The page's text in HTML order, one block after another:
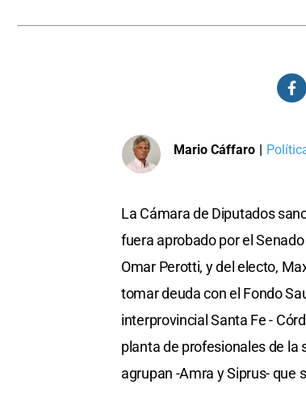
Mario Cáffaro |
La Cámara de Diputados
fuera aprobado por el
Omar Perotti, y del electo,
tomar deuda con el Fondo
interprovincial Santa Fe -
planta de profesionales de la
agrupan -Amra y Siprus- que